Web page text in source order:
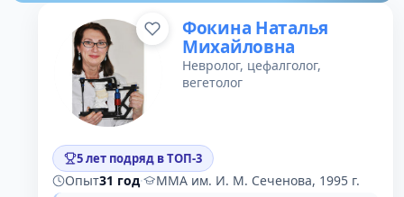
Фокина Наталья
Михайловна
Невролог, цефалголог,
вегетолог
5 лет подряд в ТОП-3
Опыт31 год·
ММА им. И. М. Сеченова, 1995 г.